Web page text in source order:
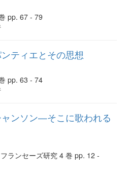
pp. 67 - 79
ティエとその思想
pp. 63 - 74
ンソン—そこに歌われる
ランセーズ研究 4 巻 pp. 12 -